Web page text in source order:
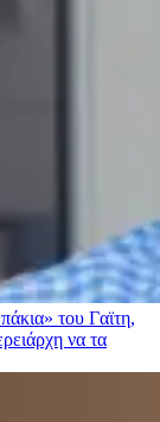
του Γαϊτη,
να τα